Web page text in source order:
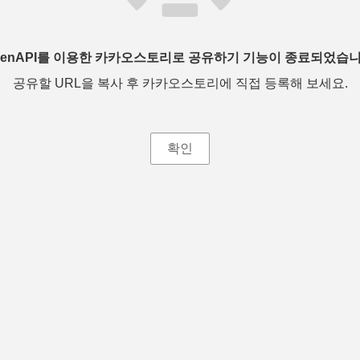
를 이용한 카카오스토리로 공유하기 기능이 종료되었습
공유할 URL을 복사 후 카카오스토리에 직접 등록해 보세요.
확인